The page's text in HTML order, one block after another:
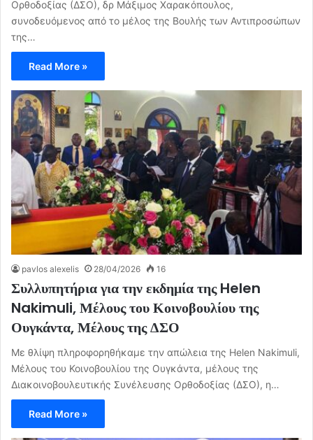
Ορθοδοξίας (ΔΣΟ), δρ Μάξιμος Χαρακόπουλος,
συνοδευόμενος από το μέλος της Βουλής των Αντιπροσώπων
της…
Read More »
pavlos alexelis 28/04/2026 16
Συλλυπητήρια για την εκδημία της Helen
Nakimuli, Μέλους του Κοινοβουλίου της
Ουγκάντα, Μέλους της ΔΣΟ
Με θλίψη πληροφορηθήκαμε την απώλεια της Helen Nakimuli,
Μέλους του Κοινοβουλίου της Ουγκάντα, μέλους της
Διακοινοβουλευτικής Συνέλευσης Ορθοδοξίας (ΔΣΟ), η…
Read More »